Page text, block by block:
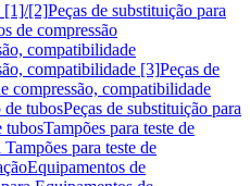
[1]/[2]Peças de substituição para
de compressão
compatibilidade
compatibilidade [3]Peças de
compressão, compatibilidade
de tubosPeças de substituição para
tubosTampões para teste de
para teste de
Equipamentos de